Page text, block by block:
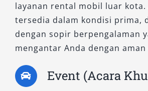
Utamakan tempat rental mobil
menyediakan fasilitas
jemput bandara, layanan 24
booking online. Fasilitas ini
membantu, terutama bagi
membutuhkan transportasi
layanan rental mobil luar kota.
tersedia dalam kondisi prima,
dengan sopir berpengalaman
mengantar Anda dengan
Event (Acara